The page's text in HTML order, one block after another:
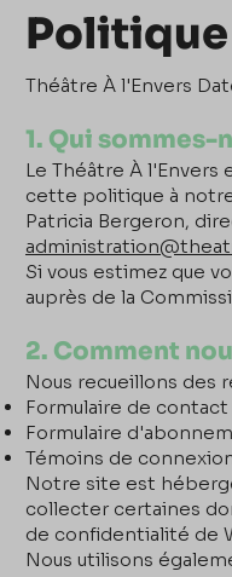
Politique
Théâtre À l'Envers
1. Qui
Le Théâtre À l'Envers
cette politique à
Patricia Bergeron,
Si vous estimez que
auprès de la
2. Comment
Nous recueillons des
Formulaire de
Formulaire
Témoins de
Notre site est
collecter certaines
de confidentialité de
Nous utilisons